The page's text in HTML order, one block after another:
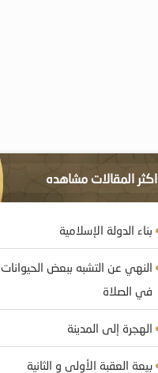
اكثر المقالات مشاهده
بناء الدولة الإسلامية
النهي عن التشبه ببعض الحيوانات
في الصلاة
الهجرة إلى المدينة
بيعة العقبة الأولى و الثانية